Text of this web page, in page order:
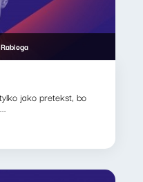
jako pretekst, bo